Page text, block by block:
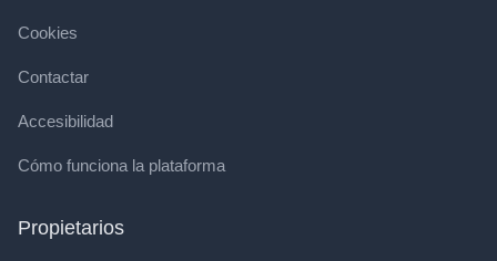
Cookies
Contactar
Accesibilidad
Cómo funciona la plataforma
Propietarios